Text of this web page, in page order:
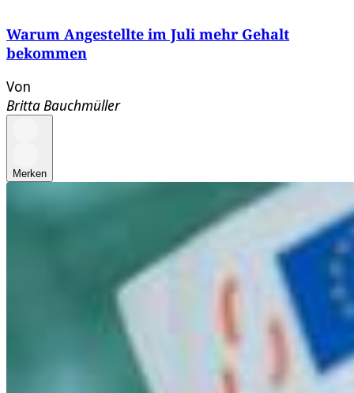
Warum Angestellte im Juli mehr Gehalt
bekommen
Von
Britta Bauchmüller
Merken